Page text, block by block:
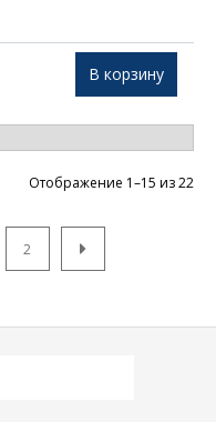
В корзину
Отображение 1–15 из 22
2